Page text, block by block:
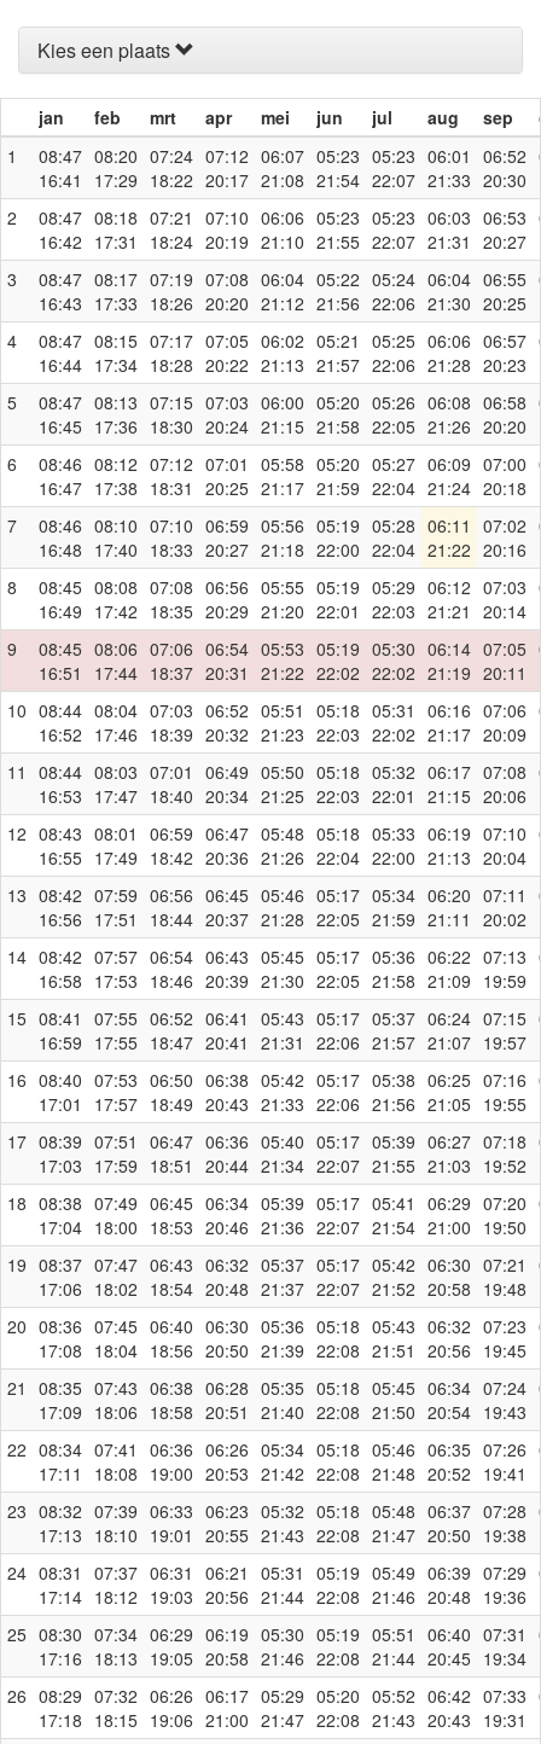
Kies een plaats
jan feb mrt apr mei jun jul aug sep
1
08:47
16:41
08:20
17:29
07:24
18:22
07:12
20:17
06:07
21:08
05:23
21:54
05:23
22:07
06:01
21:33
06:52
20:30
2
08:47
16:42
08:18
17:31
07:21
18:24
07:10
20:19
06:06
21:10
05:23
21:55
05:23
22:07
06:03
21:31
06:53
20:27
3
08:47
16:43
08:17
17:33
07:19
18:26
07:08
20:20
06:04
21:12
05:22
21:56
05:24
22:06
06:04
21:30
06:55
20:25
4
08:47
16:44
08:15
17:34
07:17
18:28
07:05
20:22
06:02
21:13
05:21
21:57
05:25
22:06
06:06
21:28
06:57
20:23
5
08:47
16:45
08:13
17:36
07:15
18:30
07:03
20:24
06:00
21:15
05:20
21:58
05:26
22:05
06:08
21:26
06:58
20:20
6
08:46
16:47
08:12
17:38
07:12
18:31
07:01
20:25
05:58
21:17
05:20
21:59
05:27
22:04
06:09
21:24
07:00
20:18
7
08:46
16:48
08:10
17:40
07:10
18:33
06:59
20:27
05:56
21:18
05:19
22:00
05:28
22:04
06:11
21:22
07:02
20:16
8
08:45
16:49
08:08
17:42
07:08
18:35
06:56
20:29
05:55
21:20
05:19
22:01
05:29
22:03
06:12
21:21
07:03
20:14
9
08:45
16:51
08:06
17:44
07:06
18:37
06:54
20:31
05:53
21:22
05:19
22:02
05:30
22:02
06:14
21:19
07:05
20:11
10 08:44
16:52
08:04
17:46
07:03
18:39
06:52
20:32
05:51
21:23
05:18
22:03
05:31
22:02
06:16
21:17
07:06
20:09
11
08:44
16:53
08:03
17:47
07:01
18:40
06:49
20:34
05:50
21:25
05:18
22:03
05:32
22:01
06:17
21:15
07:08
20:06
12 08:43
16:55
08:01
17:49
06:59
18:42
06:47
20:36
05:48
21:26
05:18
22:04
05:33
22:00
06:19
21:13
07:10
20:04
13 08:42
16:56
07:59
17:51
06:56
18:44
06:45
20:37
05:46
21:28
05:17
22:05
05:34
21:59
06:20
21:11
07:11
20:02
14 08:42
16:58
07:57
17:53
06:54
18:46
06:43
20:39
05:45
21:30
05:17
22:05
05:36
21:58
06:22
21:09
07:13
19:59
15 08:41
16:59
07:55
17:55
06:52
18:47
06:41
20:41
05:43
21:31
05:17
22:06
05:37
21:57
06:24
21:07
07:15
19:57
16 08:40
17:01
07:53
17:57
06:50
18:49
06:38
20:43
05:42
21:33
05:17
22:06
05:38
21:56
06:25
21:05
07:16
19:55
17 08:39
17:03
07:51
17:59
06:47
18:51
06:36
20:44
05:40
21:34
05:17
22:07
05:39
21:55
06:27
21:03
07:18
19:52
18 08:38
17:04
07:49
18:00
06:45
18:53
06:34
20:46
05:39
21:36
05:17
22:07
05:41
21:54
06:29
21:00
07:20
19:50
19 08:37
17:06
07:47
18:02
06:43
18:54
06:32
20:48
05:37
21:37
05:17
22:07
05:42
21:52
06:30
20:58
07:21
19:48
20 08:36
17:08
07:45
18:04
06:40
18:56
06:30
20:50
05:36
21:39
05:18
22:08
05:43
21:51
06:32
20:56
07:23
19:45
21
08:35
17:09
07:43
18:06
06:38
18:58
06:28
20:51
05:35
21:40
05:18
22:08
05:45
21:50
06:34
20:54
07:24
19:43
22 08:34
17:11
07:41
18:08
06:36
19:00
06:26
20:53
05:34
21:42
05:18
22:08
05:46
21:48
06:35
20:52
07:26
19:41
23 08:32
17:13
07:39
18:10
06:33
19:01
06:23
20:55
05:32
21:43
05:18
22:08
05:48
21:47
06:37
20:50
07:28
19:38
24 08:31
17:14
07:37
18:12
06:31
19:03
06:21
20:56
05:31
21:44
05:19
22:08
05:49
21:46
06:39
20:48
07:29
19:36
25 08:30
17:16
07:34
18:13
06:29
19:05
06:19
20:58
05:30
21:46
05:19
22:08
05:51
21:44
06:40
20:45
07:31
19:34
26 08:29
17:18
07:32
18:15
06:26
19:06
06:17
21:00
05:29
21:47
05:20
22:08
05:52
21:43
06:42
20:43
07:33
19:31